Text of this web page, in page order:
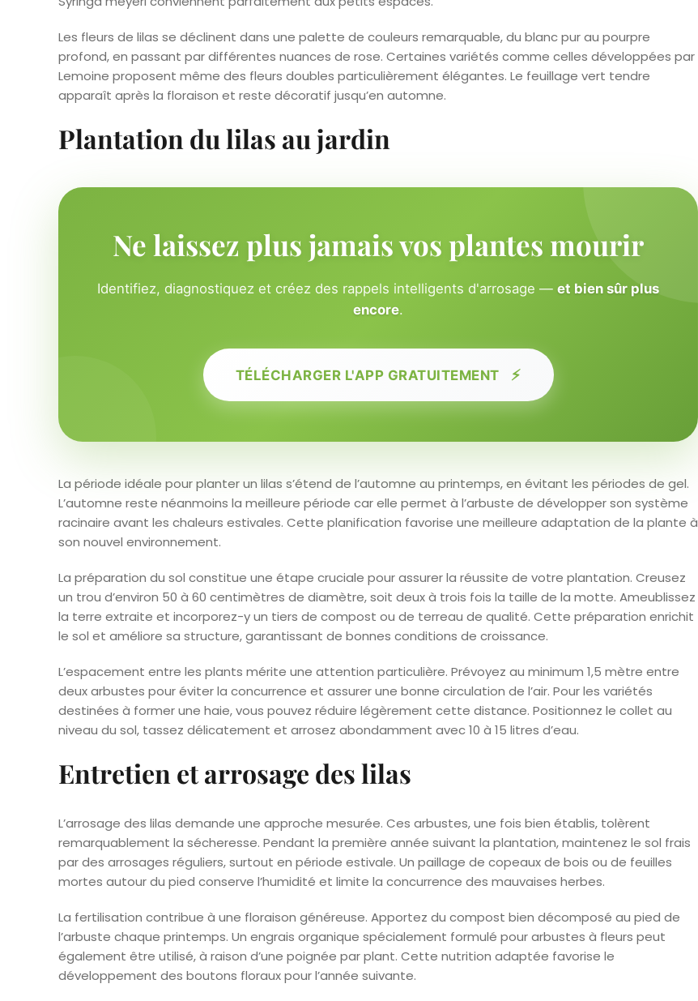
Les fleurs de lilas se déclinent dans une palette de couleurs remarquable, du blanc pur au pourpre
profond, en passant par différentes nuances de rose. Certaines variétés comme celles développées par
Lemoine proposent même des fleurs doubles particulièrement élégantes. Le feuillage vert tendre
apparaît après la floraison et reste décoratif jusqu’en automne.
Plantation du lilas au jardin
Ne laissez plus jamais vos plantes mourir
Identifiez, diagnostiquez et créez des rappels intelligents d'arrosage — et bien sûr plus
encore.
TÉLÉCHARGER L'APP GRATUITEMENT ⚡
La période idéale pour planter un lilas s’étend de l’automne au printemps, en évitant les périodes de gel.
L’automne reste néanmoins la meilleure période car elle permet à l’arbuste de développer son système
racinaire avant les chaleurs estivales. Cette planification favorise une meilleure adaptation de la plante à
son nouvel environnement.
La préparation du sol constitue une étape cruciale pour assurer la réussite de votre plantation. Creusez
un trou d’environ 50 à 60 centimètres de diamètre, soit deux à trois fois la taille de la motte. Ameublissez
la terre extraite et incorporez-y un tiers de compost ou de terreau de qualité. Cette préparation enrichit
le sol et améliore sa structure, garantissant de bonnes conditions de croissance.
L’espacement entre les plants mérite une attention particulière. Prévoyez au minimum 1,5 mètre entre
deux arbustes pour éviter la concurrence et assurer une bonne circulation de l’air. Pour les variétés
destinées à former une haie, vous pouvez réduire légèrement cette distance. Positionnez le collet au
niveau du sol, tassez délicatement et arrosez abondamment avec 10 à 15 litres d’eau.
Entretien et arrosage des lilas
L’arrosage des lilas demande une approche mesurée. Ces arbustes, une fois bien établis, tolèrent
remarquablement la sécheresse. Pendant la première année suivant la plantation, maintenez le sol frais
par des arrosages réguliers, surtout en période estivale. Un paillage de copeaux de bois ou de feuilles
mortes autour du pied conserve l’humidité et limite la concurrence des mauvaises herbes.
La fertilisation contribue à une floraison généreuse. Apportez du compost bien décomposé au pied de
l’arbuste chaque printemps. Un engrais organique spécialement formulé pour arbustes à fleurs peut
également être utilisé, à raison d’une poignée par plant. Cette nutrition adaptée favorise le
développement des boutons floraux pour l’année suivante.